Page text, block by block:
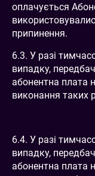
оплачується
припинення.
6.3. У разі
випадку,
абонентна плата
виконання таких
6.4. У разі
випадку,
абонентна плата